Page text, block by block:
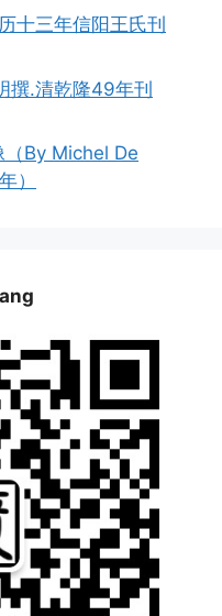
十三年信阳王氏刊
撰.清乾隆49年刊
（By Michel De
）